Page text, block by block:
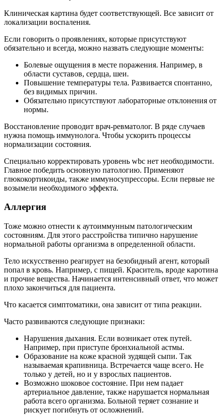
Клиническая картина будет соответствующей. Все зависит от
локализации воспаления.
Если говорить о проявлениях, которые присутствуют
обязательно и всегда, можно назвать следующие моменты:
Болевые ощущения в месте поражения. Например, в
области суставов, сердца, шеи.
Повышение температуры тела. Развивается спонтанно,
без видимых причин.
Обязательно присутствуют лабораторные отклонения от
нормы.
Восстановление проводит врач-ревматолог. В ряде случаев
нужна помощь иммунолога. Чтобы ускорить процессы
нормализации состояния.
Специально корректировать уровень wbc нет необходимости.
Главное победить основную патологию. Применяют
глюкокортикоиды, также иммуносупрессоры. Если первые не
возымели необходимого эффекта.
Аллергия
Тоже можно отнести к аутоиммунным патологическим
состояниям. Для этого расстройства типично нарушение
нормальной работы организма в определенной области.
Тело искусственно реагирует на безобидный агент, который
попал в кровь. Например, с пищей. Краситель, вроде каротина
и прочие вещества. Начинается интенсивный ответ, что может
плохо закончиться для пациента.
Что касается симптоматики, она зависит от типа реакции.
Часто развиваются следующие признаки:
Нарушения дыхания. Если возникает отек путей.
Например, при приступе бронхиальной астмы.
Образование на коже красной зудящей сыпи. Так
называемая крапивница. Встречается чаще всего. Не
только у детей, но и у взрослых пациентов.
Возможно шоковое состояние. При нем падает
артериальное давление, также нарушается нормальная
работа всего организма. Больной теряет сознание и
рискует погибнуть от осложнений.